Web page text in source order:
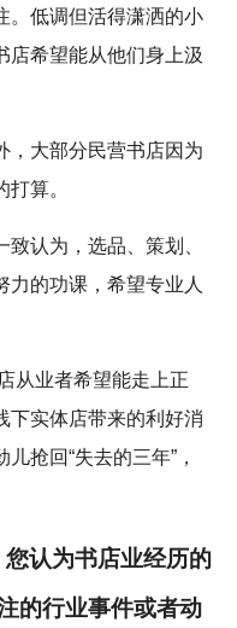
。低调但活得潇洒的小
店希望能从他们身上汲
，大部分民营书店因为
算。
认为，选品、策划、
力的功课，希望专业人
从业者希望能走上正
下实体店带来的利好消
抢回“失去的三年”，
认为书店业经历的
的行业事件或者动